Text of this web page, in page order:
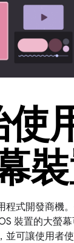
使
程式開發商機
裝置的大螢
並可讓使用者